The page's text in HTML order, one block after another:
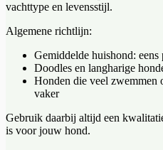
vachttype en levensstijl.
Algemene richtlijn:
Gemiddelde huishond: eens
Doodles en langharige
Honden die veel zwemmen
vaker
Gebruik daarbij altijd een
is voor jouw hond.